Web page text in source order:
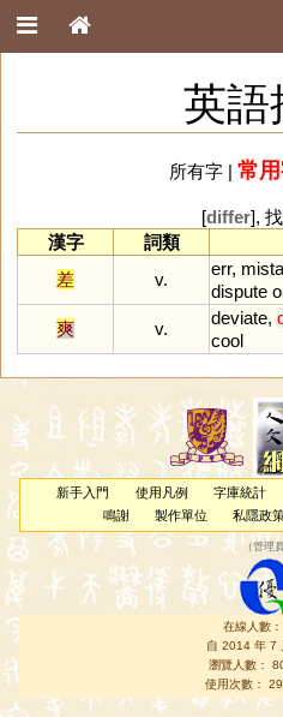
英語
所有字| 常
[differ],
漢字
詞類
差
v.
err,
dispute
爽
v.
deviate,
cool
新手入門 使用凡例 字庫統計
鳴謝
製作單位 私隱政
（管理員
在線人數
自 2014 年 7
瀏覽人數：
使用次數：